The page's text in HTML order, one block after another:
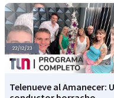
Telenueve al Amanecer: